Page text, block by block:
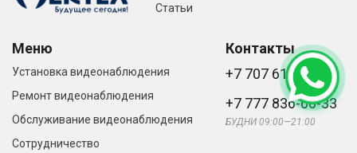
Статьи
Меню
Установка видеонаблюдения
Ремонт видеонаблюдения
Обслуживание видеонаблюдения
Сотрудничество
Контакты
+7 707 616-61-66
+7 777 836-66-33
БУДНИ 09:00—21:00